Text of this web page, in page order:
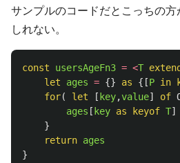
サンプルのコードだとこっちの
しれない。
const usersAgeFn3 = <T
let
ages = {} as {[P in
for( let [ key,value] of
ages [ key as keyof T]
}
return ages
}